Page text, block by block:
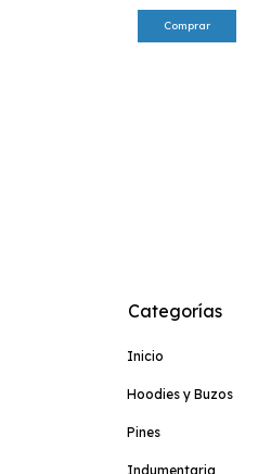
Comprar
Categorías
Inicio
Hoodies y Buzos
Pines
Indumentaria